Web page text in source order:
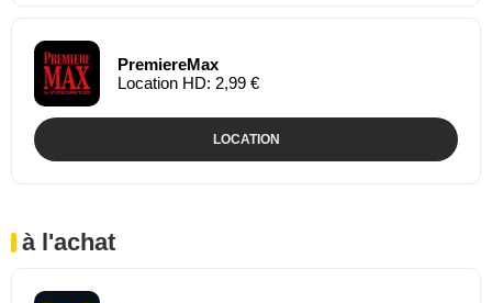
PremiereMax
Location HD: 2,99 €
LOCATION
à l'achat